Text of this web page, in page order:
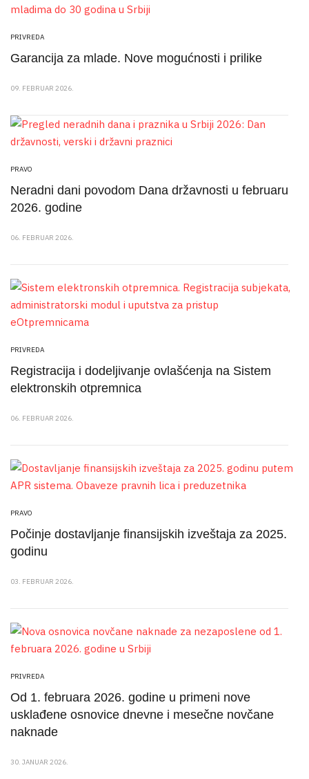
PRIVREDA
Garancija za mlade. Nove mogućnosti i prilike
09. FEBRUAR 2026.
PRAVO
Neradni dani povodom Dana državnosti u februaru
2026. godine
06. FEBRUAR 2026.
PRIVREDA
Registracija i dodeljivanje ovlašćenja na Sistem
elektronskih otpremnica
06. FEBRUAR 2026.
PRAVO
Počinje dostavljanje finansijskih izveštaja za 2025.
godinu
03. FEBRUAR 2026.
PRIVREDA
Od 1. februara 2026. godine u primeni nove
usklađene osnovice dnevne i mesečne novčane
naknade
30. JANUAR 2026.